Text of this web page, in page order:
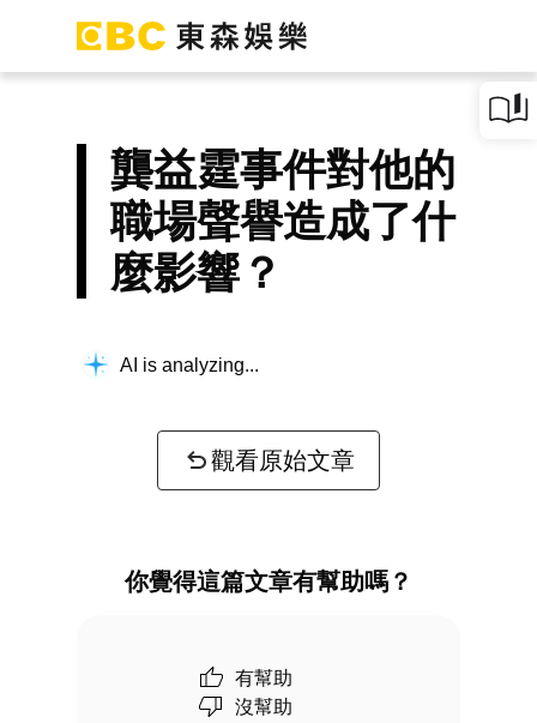
龔益霆事件對他的
職場聲譽造成了什
麼影響？
AI is analyzing...
觀看原始文章
你覺得這篇文章有幫助嗎？
有幫助
沒幫助